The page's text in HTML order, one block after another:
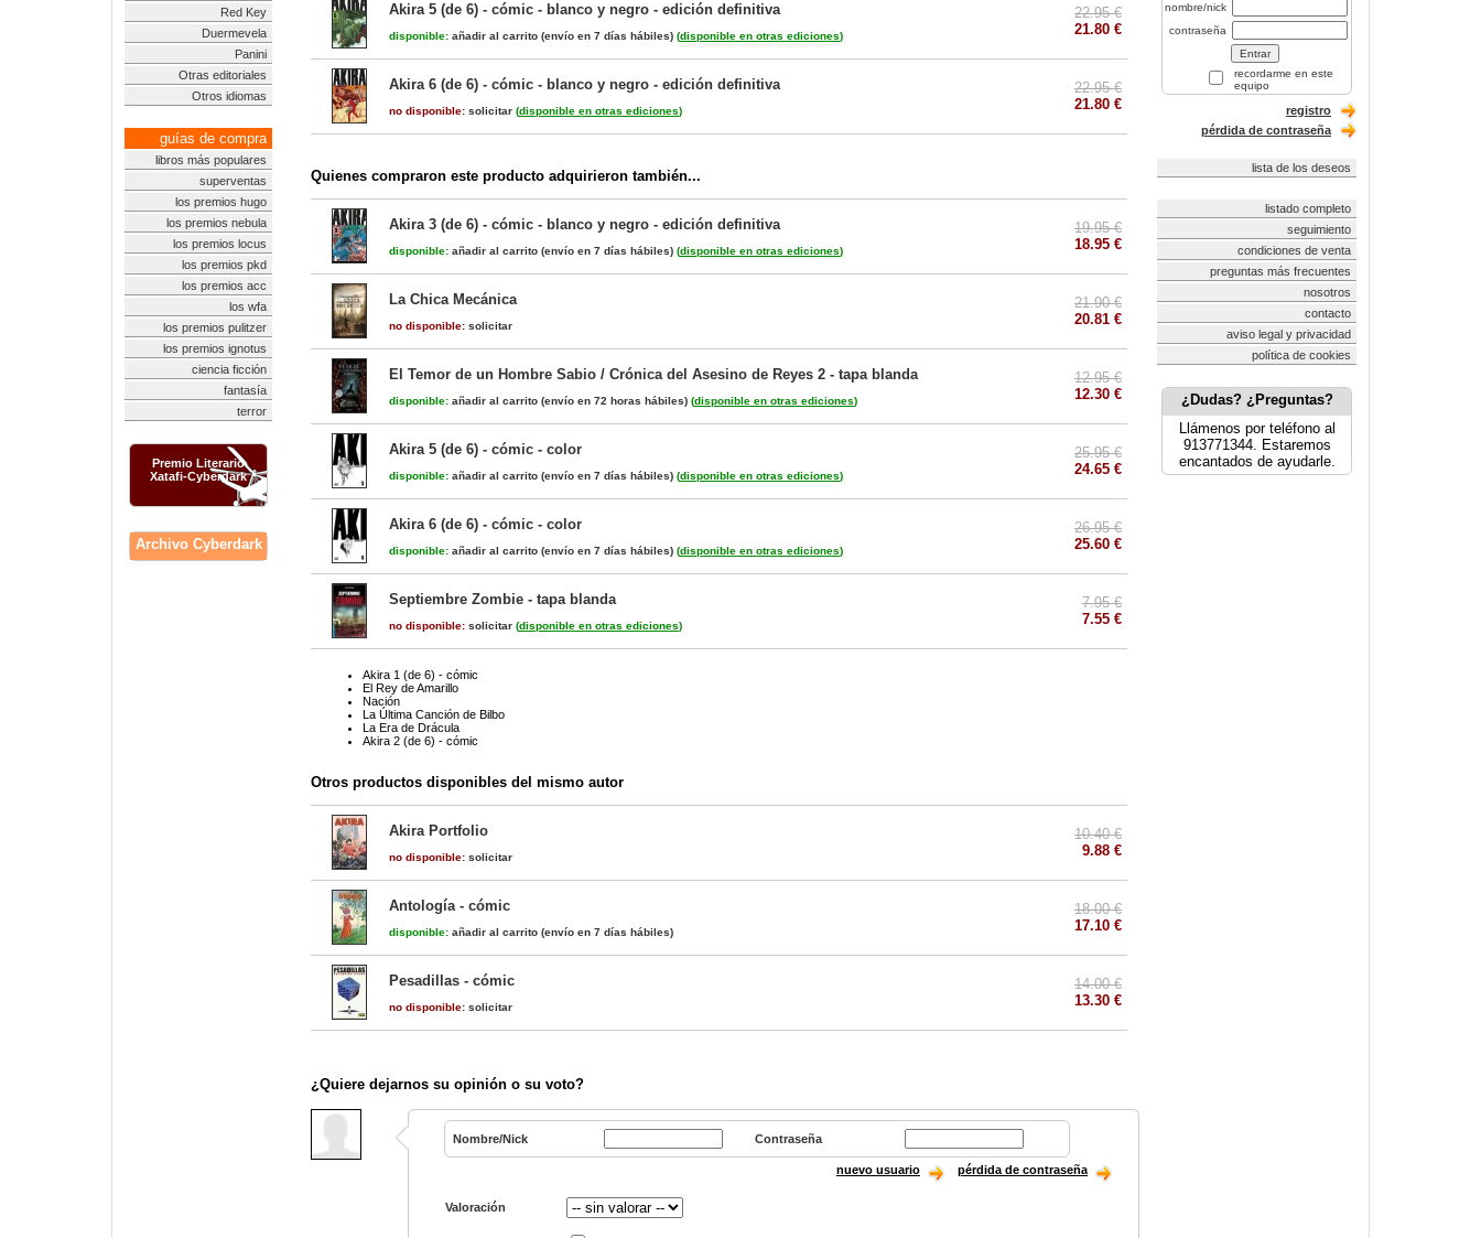
Red Key
Duermevela
Panini
Otras editoriales
Otros idiomas
guías de compra
libros más populares
superventas
los premios hugo
los premios nebula
los premios locus
los premios pkd
los premios acc
los wfa
los premios pulitzer
los premios ignotus
ciencia ficción
fantasía
terror
Premio Literario
Xatafi-Cyberdark
Archivo Cyberdark
Akira 5 (de 6) - cómic - blanco y negro - edición definitiva
disponible: añadir al carrito (envío en 7 días hábiles) (disponible en otras ediciones)
22.95 €
21.80 €
Akira 6 (de 6) - cómic - blanco y negro - edición definitiva
no disponible: solicitar (disponible en otras ediciones)
22.95 €
21.80 €
Quienes compraron este producto adquirieron también...
Akira 3 (de 6) - cómic - blanco y negro - edición definitiva
disponible: añadir al carrito (envío en 7 días hábiles) (disponible en otras ediciones)
19.95 €
18.95 €
La Chica Mecánica
no disponible: solicitar
21.90 €
20.81 €
El Temor de un Hombre Sabio / Crónica del Asesino de Reyes 2 - tapa blanda
disponible: añadir al carrito (envío en 72 horas hábiles) (disponible en otras ediciones)
12.95 €
12.30 €
Akira 5 (de 6) - cómic - color
disponible: añadir al carrito (envío en 7 días hábiles) (disponible en otras ediciones)
25.95 €
24.65 €
Akira 6 (de 6) - cómic - color
disponible: añadir al carrito (envío en 7 días hábiles) (disponible en otras ediciones)
26.95 €
25.60 €
Septiembre Zombie - tapa blanda
no disponible: solicitar (disponible en otras ediciones)
7.95 €
7.55 €
Akira 1 (de 6) - cómic
El Rey de Amarillo
Nación
La Última Canción de Bilbo
La Era de Drácula
Akira 2 (de 6) - cómic
Otros productos disponibles del mismo autor
Akira Portfolio
no disponible: solicitar
10.40 €
9.88 €
Antología - cómic
disponible: añadir al carrito (envío en 7 días hábiles)
18.00 €
17.10 €
Pesadillas - cómic
no disponible: solicitar
14.00 €
13.30 €
¿Quiere dejarnos su opinión o su voto?
Nombre/Nick Contraseña
nuevo usuario pérdida de contraseña
Valoración
nombre/nick
contraseña
recordarme en este
equipo
registro
pérdida de contraseña
lista de los deseos
listado completo
seguimiento
condiciones de venta
preguntas más frecuentes
nosotros
contacto
aviso legal y privacidad
política de cookies
¿Dudas? ¿Preguntas?
Llámenos por teléfono al
913771344. Estaremos
encantados de ayudarle.